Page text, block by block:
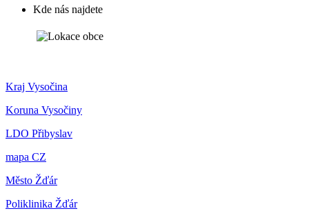
Kde nás najdete
Kraj Vysočina
Koruna Vysočiny
LDO Přibyslav
mapa CZ
Město Žďár
Poliklinika Žďár